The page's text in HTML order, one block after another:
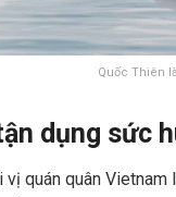
Quốc Thiên
dụng sức
quán quân